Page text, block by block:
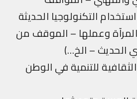
التكنولوجيا الحديثة
وعملها – الموقف من
– الخ…)
للتنمية في الوطن